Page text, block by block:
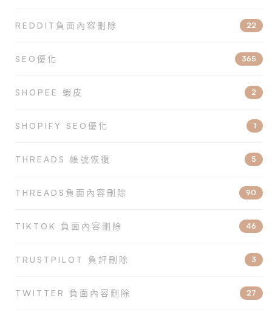
REDDIT負面內容刪除 22
SEO優化 365
SHOPEE 蝦皮 2
SHOPIFY SEO優化 1
THREADS 帳號恢復 5
THREADS負面內容刪除 90
TIKTOK 負面內容刪除 46
TRUSTPILOT 負評刪除 3
TWITTER 負面內容刪除 27